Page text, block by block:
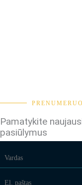
Pamatykite
pasiūlymus